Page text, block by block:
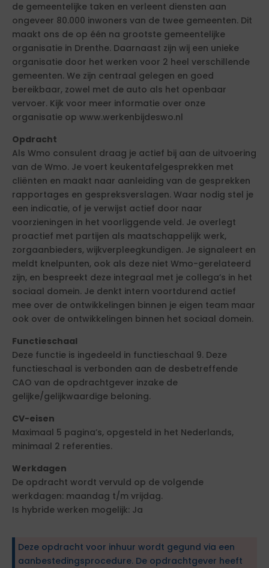
de gemeentelijke taken en verleent diensten aan
ongeveer 80.000 inwoners van de twee gemeenten. Dit
maakt ons de op één na grootste gemeentelijke
organisatie in Drenthe. Daarnaast zijn wij een unieke
organisatie door het werken voor 2 heel verschillende
gemeenten. We zijn centraal gelegen en goed
bereikbaar, zowel met de auto als het openbaar
vervoer. Kijk voor meer informatie over onze
organisatie op www.werkenbijdeswo.nl
Opdracht
Als Wmo consulent draag je actief bij aan de uitvoering
van de Wmo. Je voert keukentafelgesprekken met
cliënten en maakt naar aanleiding van de gesprekken
rapportages en gespreksverslagen. Waar nodig stel je
een indicatie, of je verwijst actief door naar
voorzieningen in het voorliggende veld. Je overlegt
proactief met partijen als maatschappelijk werk,
zorgaanbieders, wijkverpleegkundigen. Je signaleert en
meldt knelpunten, ook als deze niet Wmo-gerelateerd
zijn, en bespreekt deze integraal met je collega’s in het
sociaal domein. Je denkt intern voortdurend actief
mee over de ontwikkelingen binnen je eigen team maar
ook over de ontwikkelingen binnen het sociaal domein.
Functieschaal
Deze functie is ingedeeld in functieschaal 9. Deze
functieschaal is verbonden aan de desbetreffende
CAO van de opdrachtgever inzake de
gelijke/gelijkwaardige beloning.
CV-eisen
Maximaal 5 pagina’s, opgesteld in het Nederlands,
minimaal 2 referenties.
Werkdagen
De opdracht wordt vervuld op de volgende
werkdagen: maandag t/m vrijdag.
Is hybride werken mogelijk: Ja
Deze opdracht voor inhuur wordt gegund via een
aanbestedingsprocedure. De opdrachtgever heeft